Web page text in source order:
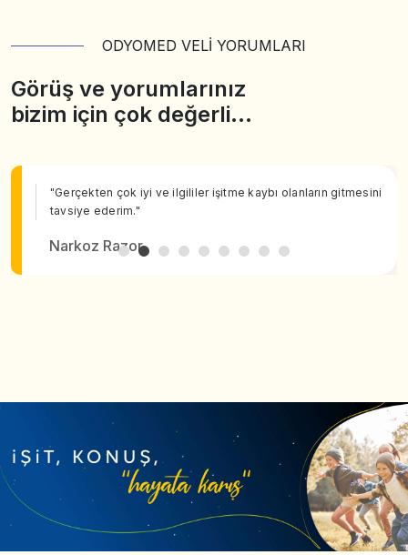
ODYOMED VELİ YORUMLARI
Görüş ve yorumlarınız
bizim için çok değerli…
"Gerçekten çok iyi ve ilgililer işitme kaybı olanların gitmesini
tavsiye ederim."
Narkoz Razor